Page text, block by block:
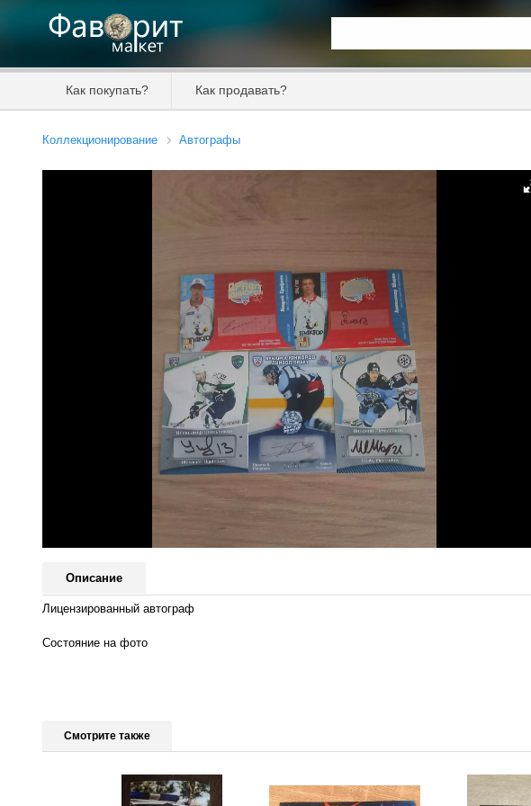
Как покупать? Как продавать?
Коллекционирование Автографы
Описание
Лицензированный автограф
Состояние на фото
Смотрите также